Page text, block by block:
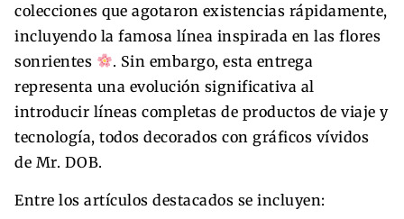
colecciones que agotaron existencias rápidamente,
incluyendo la famosa línea inspirada en las flores
sonrientes
. Sin embargo, esta entrega
representa una evolución significativa al
introducir líneas completas de productos de viaje y
tecnología, todos decorados con gráficos vívidos
de Mr. DOB.
Entre los artículos destacados se incluyen: